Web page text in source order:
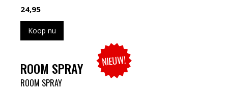
24,95
Koop nu
NIEUW!
ROOM SPRAY
ROOM SPRAY